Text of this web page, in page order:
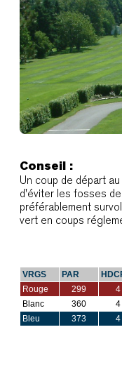
Conseil :
Un coup de départ
d'éviter les fosses
préférablement
vert en coups
VRGS PAR
Rouge
299 4
Blanc
360 4
Bleu
373 4